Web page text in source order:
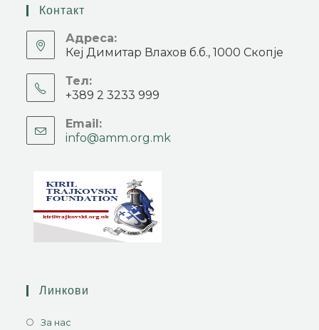
Контакт
Адреса:
Кеј Димитар Влахов б.б., 1000 Скопје
Тел:
+389 2 3233 999
Email:
info@amm.org.mk
Линкови
За нас